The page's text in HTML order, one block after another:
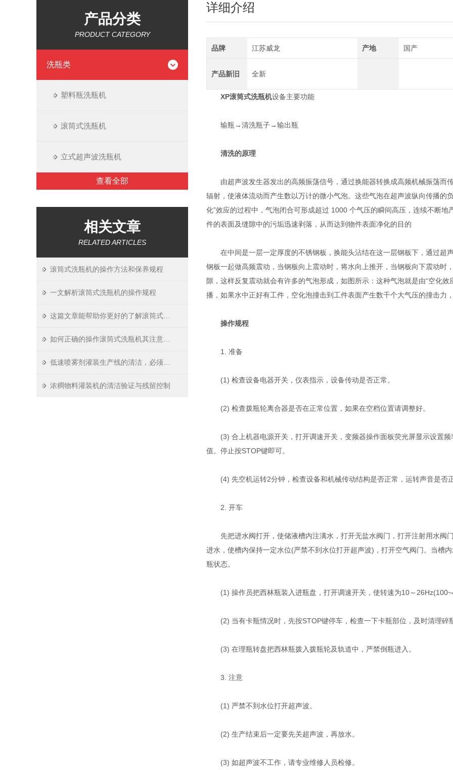
产品分类
PRODUCT CATEGORY
洗瓶类
塑料瓶洗瓶机
滚筒式洗瓶机
立式超声波洗瓶机
查看全部
相关文章
RELATED ARTICLES
滚筒式洗瓶机的操作方法和保养规程
一文解析滚筒式洗瓶机的操作规程
浓稠物料灌装机的清洁验证与残留控制
详细介绍
品牌 江苏威龙 产地 国产
产品新旧 全新
XP滚筒式洗瓶机设备主要功能
输瓶→清洗瓶子→输出瓶
清洗的原理
由超声波发生器发出的高频振荡信号，通过换能器转换成高频机械振荡而
辐射，使液体流动而产生数以万计的微小气泡。这些气泡在超声波纵向传播的
化”效应的过程中，气泡闭合可形成超过 1000 个气压的瞬间高压，连续不断
件的表面及缝隙中的污垢迅速剥落，从而达到物件表面净化的目的
在中间是一层一定厚度的不锈钢板，换能头沾结在这一层钢板下，通过超
钢板一起做高频震动，当钢板向上震动时，将水向上推开，当钢板向下震动时
隙，这样反复震动就会有许多的气泡形成，如图所示：这种气泡就是由“空化
播，如果水中正好有工件，空化泡撞击到工件表面产生数千个大气压的撞击力
操作规程
1. 准备
(1) 检查设备电器开关，仪表指示，设备传动是否正常。
(2) 检查拨瓶轮离合器是否在正常位置，如果在空档位置请调整好。
(3) 合上机器电源开关，打开调速开关，变频器操作面板荧光屏显示设置频
值。停止按STOP键即可。
(4) 先空机运转2分钟，检查设备和机械传动结构是否正常，运转声音是否
2. 开车
先把进水阀打开，使储液槽内注满水，打开无盐水阀门，打开注射用水阀
进水，使槽内保持一定水位(严禁不到水位打开超声波)，打开空气阀门。当槽
瓶状态。
(1) 操作员把西林瓶装入进瓶盘，打开调速开关，使转速为10～
(2) 当有卡瓶情况时，先按STOP键停车，检查一下卡瓶部位，及时清理碎
(3) 在理瓶转盘把西林瓶拨入拨瓶轮及轨道中，严禁倒瓶进入。
3. 注意
(1) 严禁不到水位打开超声波。
(2) 生产结束后一定要先关超声波，再放水。
(3) 如超声波不工作，请专业维修人员检修。